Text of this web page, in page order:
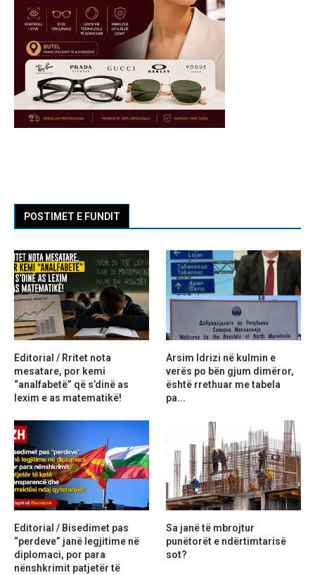
POSTIMET E FUNDIT
Editorial / Rritet nota
mesatare, por kemi
“analfabetë” që s’dinë as
lexim e as matematikë!
Arsim Idrizi në kulmin e
verës po bën gjum dimëror,
është rrethuar me tabela
pa...
Editorial / Bisedimet pas
“perdeve” janë legjitime në
diplomaci, por para
nënshkrimit patjetër të
Sa janë të mbrojtur
punëtorët e ndërtimtarisë
sot?